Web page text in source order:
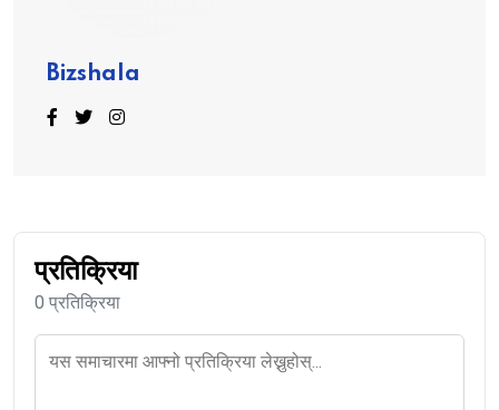
Bizshala
प्रतिक्रिया
0 प्रतिक्रिया